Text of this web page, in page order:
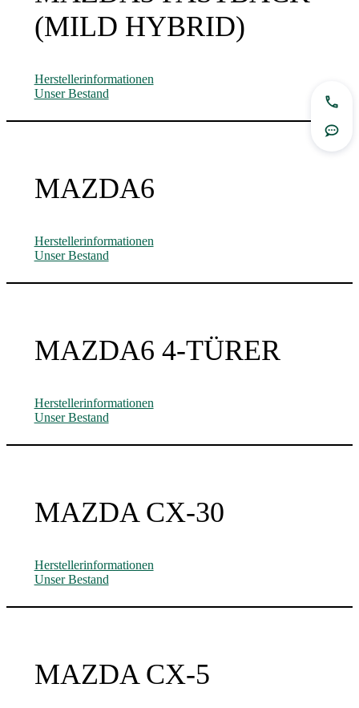
(MILD HYBRID)
Herstellerinformationen
Unser Bestand
MAZDA6
Herstellerinformationen
Unser Bestand
MAZDA6 4-TÜRER
Herstellerinformationen
Unser Bestand
MAZDA CX-30
Herstellerinformationen
Unser Bestand
MAZDA CX-5
Jetzt